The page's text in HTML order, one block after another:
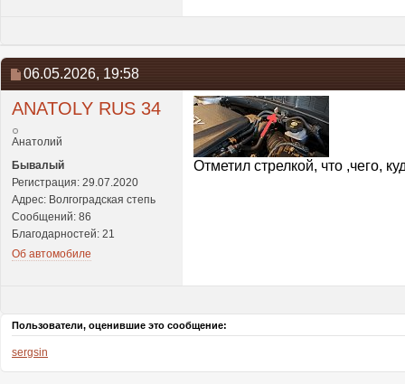
06.05.2026, 19:58
ANATOLY RUS 34
Анатолий
Бывалый
Регистрация: 29.07.2020
Адрес: Волгоградская степь
Сообщений: 86
Благодарностей: 21
Об автомобиле
Отметил стрелкой, что ,чего,
Пользователи, оценившие это сообщение:
sergsin